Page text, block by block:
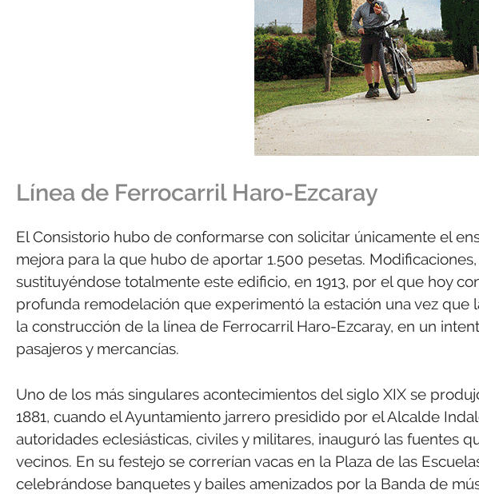
Línea de Ferrocarril Haro-Ezcaray
El Consistorio hubo de conformarse con solicitar únicamente el
mejora para la que hubo de aportar 1.500 pesetas.
sustituyéndose totalmente este edificio, en 1913, por el que hoy
profunda remodelación que experimentó la estación una vez que
la construcción de la línea de Ferrocarril Haro-Ezcaray, en un
pasajeros y mercancías.
Uno de los más singulares acontecimientos del siglo XIX se
1881, cuando el Ayuntamiento jarrero presidido por el Alcalde
autoridades eclesiásticas, civiles y militares, inauguró las fuentes
vecinos. En su festejo se correrían vacas en la Plaza de las
celebrándose banquetes y bailes amenizados por la Banda de